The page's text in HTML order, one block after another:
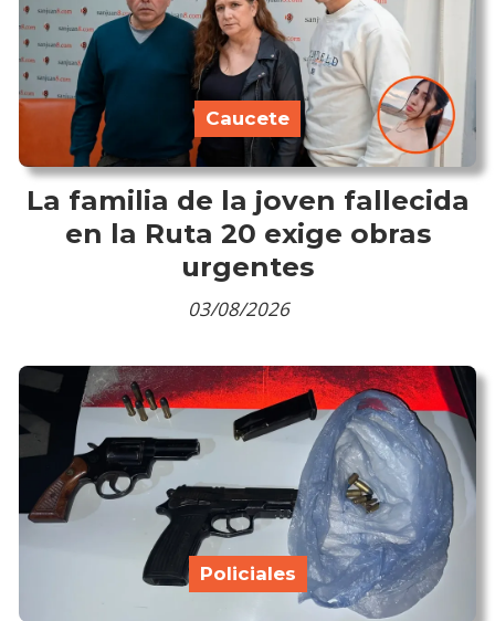
La familia de la joven fallecida
en la Ruta 20 exige obras
urgentes
Caucete
03/08/2026
Policiales